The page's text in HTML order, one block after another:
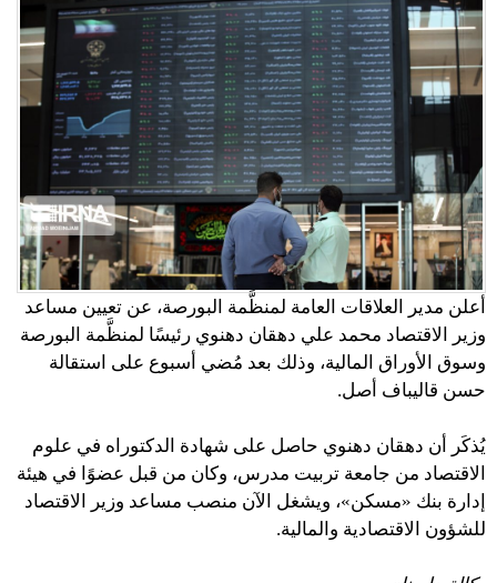
أعلن مدير العلاقات العامة لمنظَّمة البورصة، عن تعيين مساعد
وزير الاقتصاد محمد علي دهقان دهنوي رئيسًا لمنظَّمة البورصة
وسوق الأوراق المالية، وذلك بعد مُضي أسبوع على استقالة
حسن قاليباف أصل.
يُذكَر أن دهقان دهنوي حاصل على شهادة الدكتوراه في علوم
الاقتصاد من جامعة تربيت مدرس، وكان من قبل عضوًا في هيئة
إدارة بنك «مسكن»، ويشغل الآن منصب مساعد وزير الاقتصاد
للشؤون الاقتصادية والمالية.